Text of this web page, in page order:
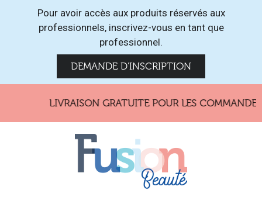
Pour avoir accès aux produits réservés aux
professionnels, inscrivez-vous en tant que
professionnel.
DEMANDE D'INSCRIPTION
LIVRAISON GRATUITE POUR LES